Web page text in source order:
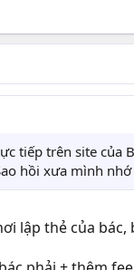
tiếp trên site
hồi xưa mình
lập thẻ của